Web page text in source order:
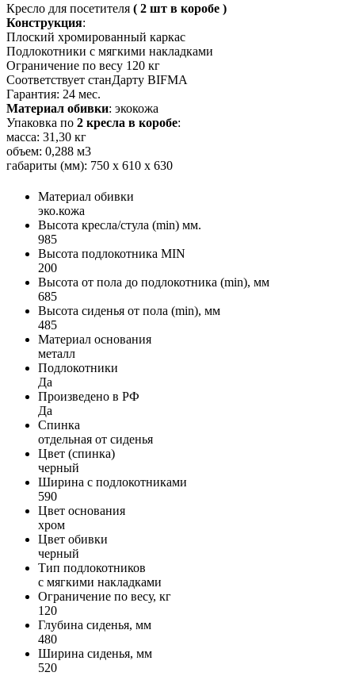
Кресло для посетителя ( 2 шт в коробе )
Конструкция:
Плоский хромированный каркас
Подлокотники с мягкими накладками
Ограничение по весу 120 кг
Соответствует станДарту BIFMA
Гарантия: 24 мес.
Материал обивки: экокожа
Упаковка по 2 кресла в коробе:
масса: 31,30 кг
объем: 0,288 м3
габариты (мм): 750 х 610 х 630
Материал обивки
эко.кожа
Высота кресла/стула (min) мм.
985
Высота подлокотника MIN
200
Высота от пола до подлокотника (min), мм
685
Высота сиденья от пола (min), мм
485
Материал основания
металл
Подлокотники
Да
Произведено в РФ
Да
Спинка
отдельная от сиденья
Цвет (спинка)
черный
Ширина с подлокотниками
590
Цвет основания
хром
Цвет обивки
черный
Тип подлокотников
с мягкими накладками
Ограничение по весу, кг
120
Глубина сиденья, мм
480
Ширина сиденья, мм
520